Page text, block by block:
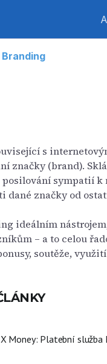
Branding
s
značky (brand).
posilování sympatií
dané značky od
ideálním
– a to celou
soutěže,
Money: Platební